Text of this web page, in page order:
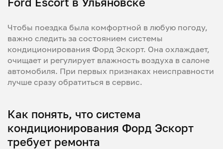
Чтобы поездка была комфортной в любую погоду,
важно следить за состоянием системы
кондиционирования Форд Эскорт. Она охлаждает,
очищает и регулирует влажность воздуха в салоне
автомобиля. При первых признаках неисправности
лучше сразу обратиться в сервис.
Как понять, что система
кондиционирования Форд Эскорт
требует ремонта